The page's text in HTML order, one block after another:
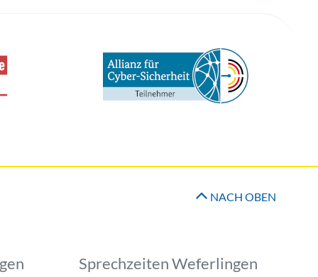
NACH OBEN
Sprechzeiten Weferlingen